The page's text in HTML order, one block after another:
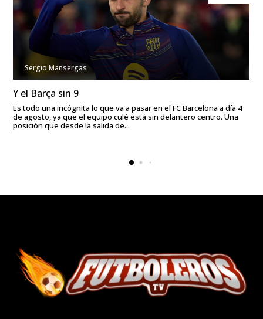
Sergio Mansergas
Y el Barça sin 9
Es todo una incógnita lo que va a pasar en el FC Barcelona a día 4
de agosto, ya que el equipo culé está sin delantero centro. Una
posición que desde la salida de...